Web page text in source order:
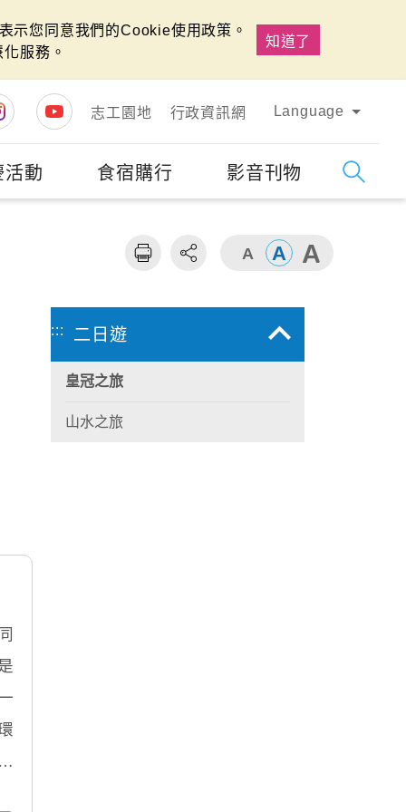
示您同意我們的Cookie使用政策。
服務。
知道了
志工園地 行政資訊網 Language
活動 食宿購行 影音刊物
::: 二日遊
皇冠之旅
山水之旅